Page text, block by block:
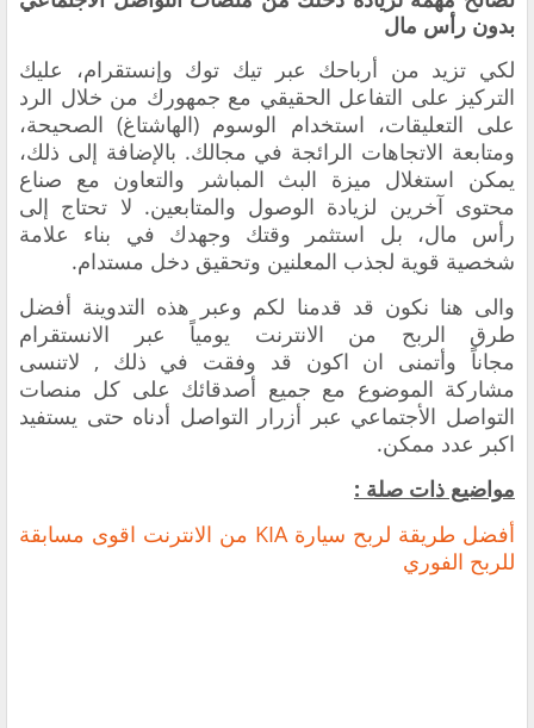
بدون رأس مال
لكي تزيد من أرباحك عبر تيك توك وإنستقرام، عليك
التركيز على التفاعل الحقيقي مع جمهورك من خلال الرد
على التعليقات، استخدام الوسوم (الهاشتاغ) الصحيحة،
ومتابعة الاتجاهات الرائجة في مجالك. بالإضافة إلى ذلك،
يمكن استغلال ميزة البث المباشر والتعاون مع صناع
محتوى آخرين لزيادة الوصول والمتابعين. لا تحتاج إلى
رأس مال، بل استثمر وقتك وجهدك في بناء علامة
شخصية قوية لجذب المعلنين وتحقيق دخل مستدام.
والى هنا نكون قد قدمنا لكم وعبر هذه التدوينة أفضل
طرق الربح من الانترنت يومياً عبر الانستقرام
مجاناً وأتمنى ان اكون قد وفقت في ذلك , لاتنسى
مشاركة الموضوع مع جميع أصدقائك على كل منصات
التواصل الأجتماعي عبر أزرار التواصل أدناه حتى يستفيد
اكبر عدد ممكن.
مواضيع ذات صلة :
أفضل طريقة لربح سيارة KIA من الانترنت اقوى مسابقة
للربح الفوري